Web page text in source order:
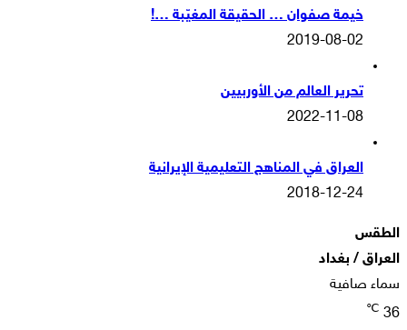
خيمة صفوان … الحقيقة المغيّبة …!
2019-08-02
تحرير العالم من الأوربيين
2022-11-08
العراق في المناهج التعليمية الإيرانية
2018-12-24
الطقس
العراق / بغداد
سماء صافية
36
℃